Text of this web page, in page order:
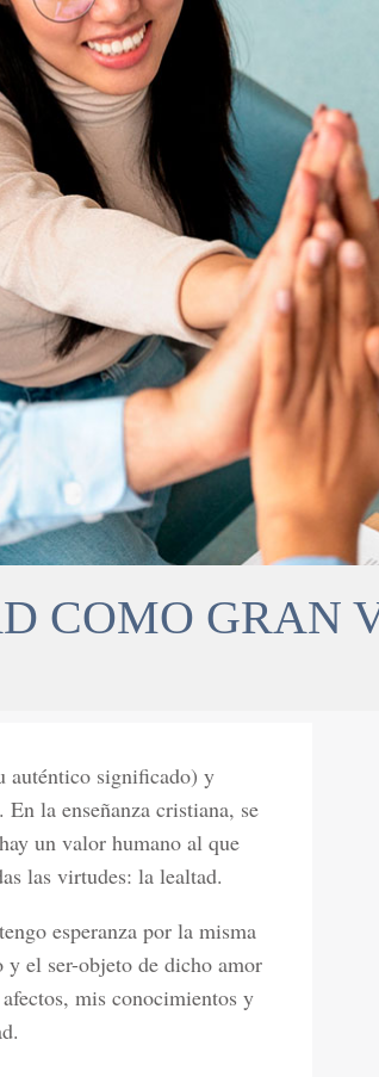
COMO GRAN
auténtico significado) y
la enseñanza cristiana, se
un valor humano al que
las virtudes: la lealtad.
esperanza por la misma
el ser-objeto de dicho amor
mis conocimientos y